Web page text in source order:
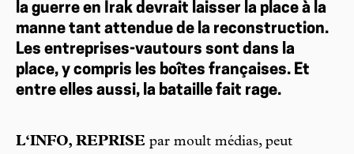
la guerre en Irak devrait laisser la place à la
manne tant attendue de la reconstruction.
Les entreprises-vautours sont dans la
place, y compris les boîtes françaises. Et
entre elles aussi, la bataille fait rage.
L‘INFO, REPRISE par moult médias, peut